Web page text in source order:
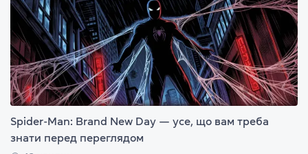
Spider-Man: Brand New Day — усе, що вам треба
знати перед переглядом